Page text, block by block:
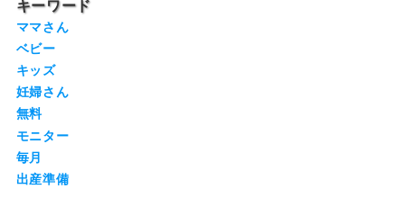
キーワード
ママさん
ベビー
キッズ
妊婦さん
無料
モニター
毎月
出産準備